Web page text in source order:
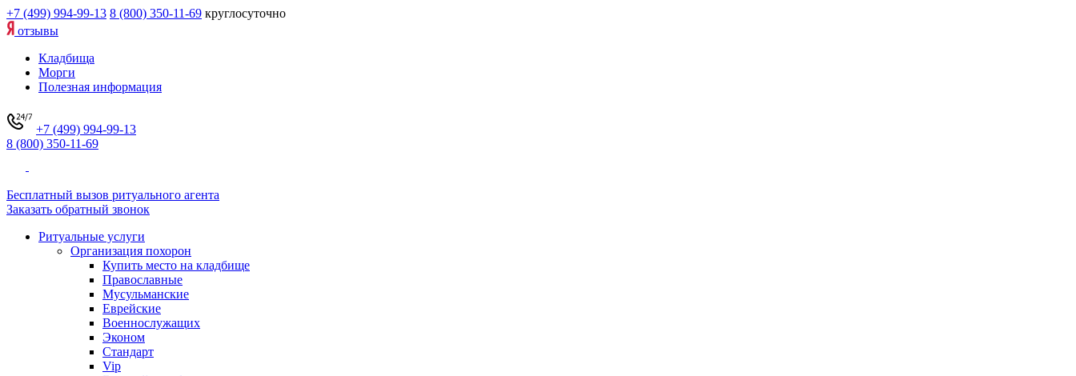
+7 (499) 994-99-13 8 (800) 350-11-69 круглосуточно
отзывы
Кладбища
Морги
Полезная информация
+7 (499) 994-99-13
8 (800) 350-11-69
Бесплатный вызов ритуального агента
Заказать обратный звонок
Ритуальные услуги
Организация похорон
Купить место на кладбище
Православные
Мусульманские
Еврейские
Военнослужащих
Эконом
Стандарт
Vip